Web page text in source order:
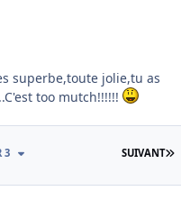
superbe,toute jolie,tu as
too mutch!!!!!!
SUIVANT
3